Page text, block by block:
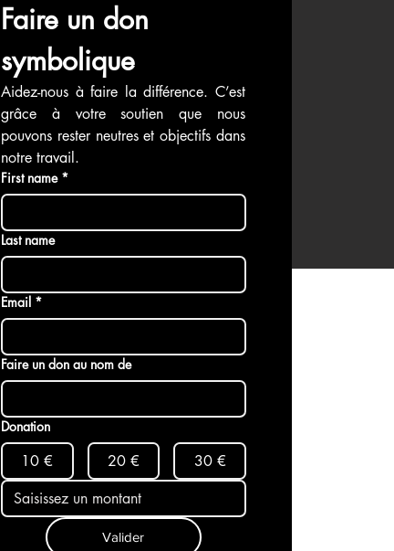
Faire un don
symbolique
Aidez-nous à faire la différence. C’est
grâce à votre soutien que nous
pouvons rester neutres et objectifs dans
notre travail.
First name *
Last name
Email *
Faire un don au nom de
Donation
10 € 20 € 30 €
Valider